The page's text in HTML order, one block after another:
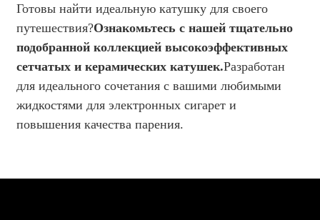
Готовы найти идеальную катушку для своего
путешествия?Ознакомьтесь с нашей тщательно
подобранной коллекцией высокоэффективных
сетчатых и керамических катушек.Разработан
для идеального сочетания с вашими любимыми
жидкостями для электронных сигарет и
повышения качества парения.